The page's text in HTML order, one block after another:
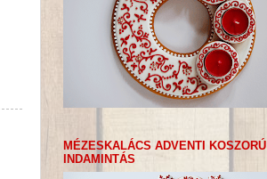
MÉZESKALÁCS ADVENTI KOSZORÚ
INDAMINTÁS